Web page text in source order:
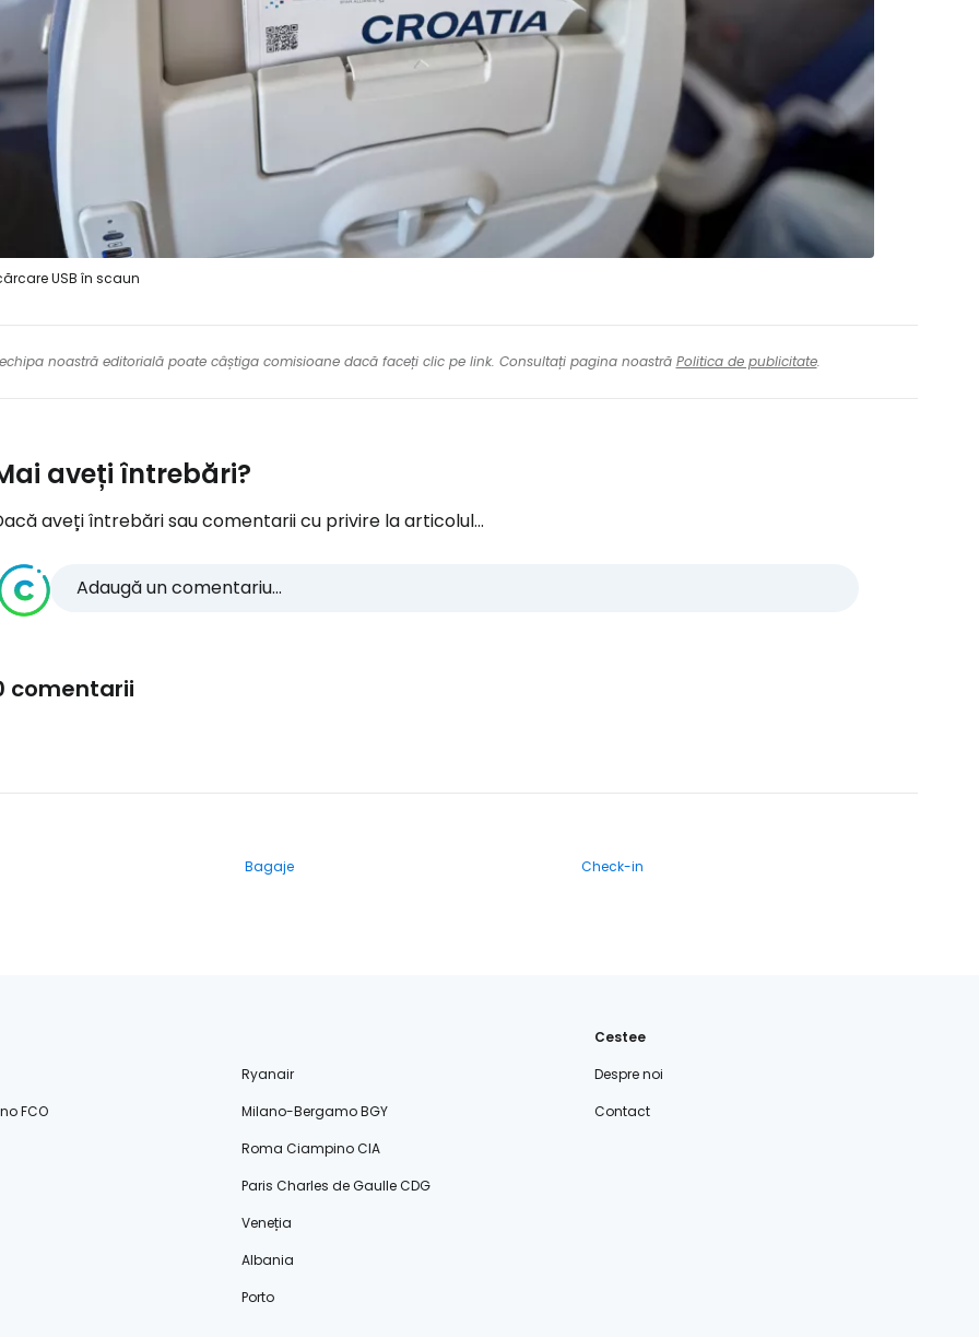
USB în scaun
noastră editorială poate câștiga comisioane dacă faceți clic pe link. Consultați pagina noastră Politica de publicitate.
aveți întrebări?
aveți întrebări sau comentarii cu privire la articolul...
Adaugă un comentariu...
comentarii
Bagaje Check-in
Ryanair
FCO
Milano-Bergamo BGY
Roma Ciampino CIA
Paris Charles de Gaulle CDG
Veneția
Albania
Porto
Cestee
Despre noi
Contact